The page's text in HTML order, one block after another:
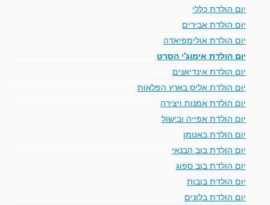
יום הולדת כללי
יום הולדת אבירים
יום הולדת אולימפיאדה
יום הולדת אימוג'י הסרט
יום הולדת אינדיאנים
יום הולדת אליס בארץ הפלאות
יום הולדת אמנות ויצירה
יום הולדת אפייה ובישול
יום הולדת באטמן
יום הולדת בוב הבנאי
יום הולדת בוב ספוג
יום הולדת בובות
יום הולדת בלונים